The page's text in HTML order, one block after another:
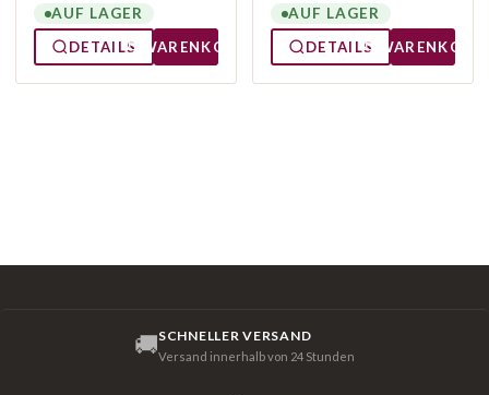
AUF LAGER
DETAILS
WARENKORB
AUF LAGER
DETAILS
WARENKORB
🚚SCHNELLER VERSAND
Versand innerhalb von 24 Stunden